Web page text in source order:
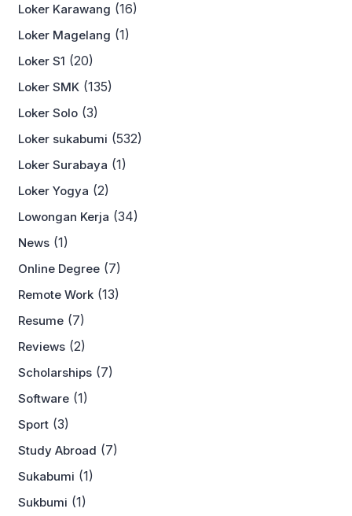
Loker Karawang (16)
Loker Magelang (1)
Loker S1 (20)
Loker SMK (135)
Loker Solo (3)
Loker sukabumi (532)
Loker Surabaya (1)
Loker Yogya (2)
Lowongan Kerja (34)
News (1)
Online Degree (7)
Remote Work (13)
Resume (7)
Reviews (2)
Scholarships (7)
Software (1)
Sport (3)
Study Abroad (7)
Sukabumi (1)
Sukbumi (1)